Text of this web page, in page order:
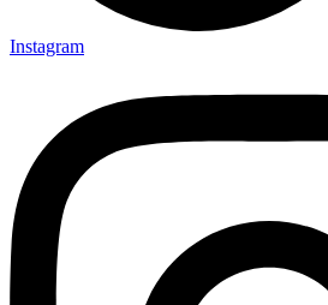
Instagram